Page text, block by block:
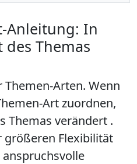
Anleitung: In
des Themas
Arten. Wenn
Art zuordnen,
Themas verändert .
größeren Flexibilität